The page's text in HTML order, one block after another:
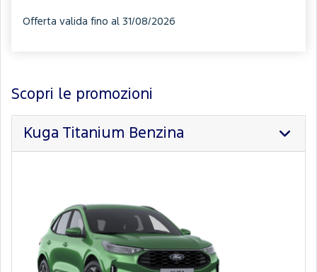
Offerta valida fino al 31/08/2026
Scopri le promozioni
Kuga Titanium Benzina